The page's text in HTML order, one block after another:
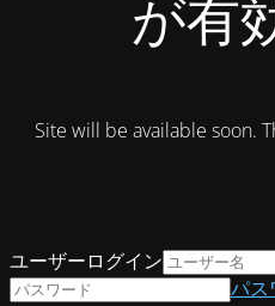
が有
Site will be available soon.
ユーザーログイン
パス